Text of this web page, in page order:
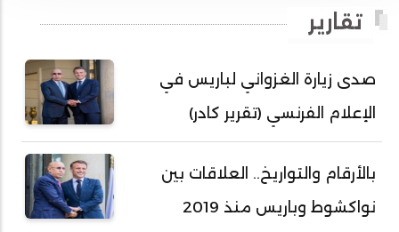
أحمد بداه
أحمد دداهي مختار
أحمد زيدان ولد محمد محمود
أحمد سالم بكار
أحمد سالم ولد بده
أحمد سالم ولد بكار
تقارير
صدى زيارة الغزواني لباريس في
الإعلام الفرنسي (تقرير كادر)
بالأرقام والتواريخ.. العلاقات بين
نواكشوط وباريس منذ 2019